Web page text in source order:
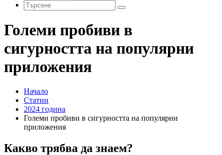
Големи пробиви в
сигурността на популярни
приложения
Начало
Статии
2024 година
Големи пробиви в сигурността на популярни
приложения
Какво трябва да знаем?